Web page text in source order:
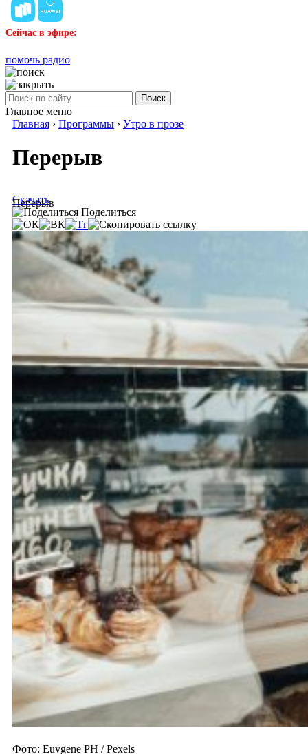
Сейчас в эфире:
помочь радио
Поиск
Главное меню
Главная › Программы › Утро в прозе
Перерыв
Перерыв
Скачать
Поделиться
Фото: Euvgene PH / Pexels